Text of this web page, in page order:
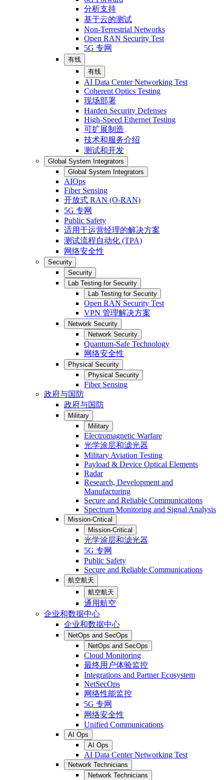
分析支持
基于云的测试
Non-Terrestrial Networks
Open RAN Security Test
5G 专网
有线
有线
AI Data Center Networking Test
Coherent Optics Testing
现场部署
Harden Security Defenses
High-Speed Ethernet Testing
可扩展制造
技术和服务介绍
测试和开发
Global System Integrators
Global System Integrators
AIOps
Fiber Sensing
开放式 RAN (O-RAN)
5G 专网
Public Safety
适用于运营经理的解决方案
测试流程自动化 (TPA)
网络安全性
Security
Security
Lab Testing for Security
Lab Testing for Security
Open RAN Security Test
VPN 管理解决方案
Network Security
Network Security
Quantum-Safe Technology
网络安全性
Physical Security
Physical Security
Fiber Sensing
政府与国防
政府与国防
Military
Military
Electromagnetic Warfare
光学涂层和滤光器
Military Aviation Testing
Payload & Device Optical Elements
Radar
Research, Development and
Manufacturing
Secure and Reliable Communications
Spectrum Monitoring and Signal Analysis
Mission-Critical
Mission-Critical
光学涂层和滤光器
5G 专网
Public Safety
Secure and Reliable Communications
航空航天
航空航天
通用航空
企业和数据中心
企业和数据中心
NetOps and SecOps
NetOps and SecOps
Cloud Monitoring
最终用户体验监控
Integrations and Partner Ecosystem
NetSecOps
网络性能监控
5G 专网
网络安全性
Unified Communications
AI Ops
AI Ops
AI Data Center Networking Test
Network Technicians
Network Technicians